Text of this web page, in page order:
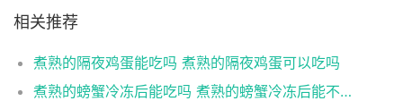
相关推荐
煮熟的隔夜鸡蛋能吃吗 煮熟的隔夜鸡蛋可以吃吗
煮熟的螃蟹冷冻后能吃吗 煮熟的螃蟹冷冻后能不能吃